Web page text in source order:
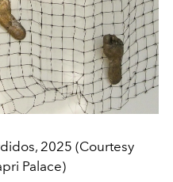
2025 (Courtesy
Palace)